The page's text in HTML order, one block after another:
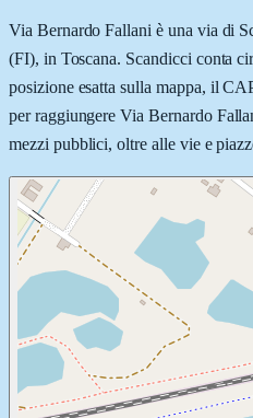
Via Bernardo Fallani è una via di
(FI), in Toscana. Scandicci conta
posizione esatta sulla mappa, il
per raggiungere Via Bernardo
mezzi pubblici, oltre alle vie e